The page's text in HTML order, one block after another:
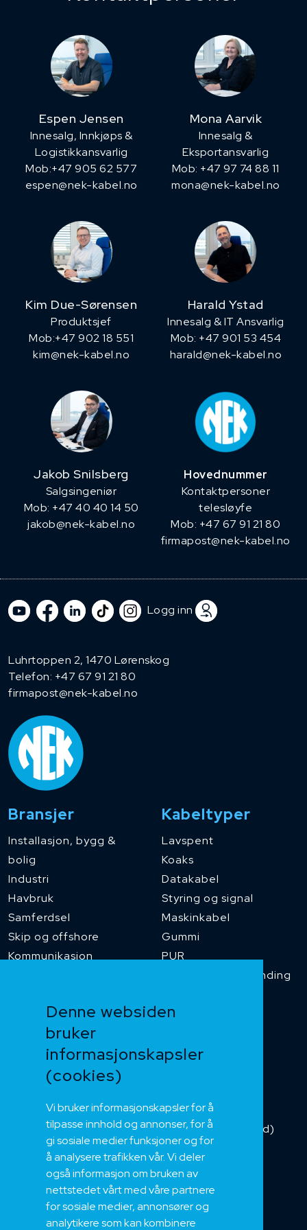
Denne websiden
bruker
informasjonskapsler
(cookies)
Vi bruker informasjonskapsler for å
tilpasse innhold og annonser, for å
gi sosiale medier funksjoner og for
å analysere trafikken vår. Vi deler
også informasjon om bruken av
nettstedet vårt med våre partnere
for sosiale medier, annonsører og
analytikere som kan kombinere
Espen Jensen
Innesalg, ​Innkjøps &
Logistikkansvarlig
Mob:+47 905 62 577
espen@nek-kabel.no
Mona Aarvik
Innesalg &
Eksportansvarlig
Mob: +47 97 74 88 11
mona@nek-kabel.no
Kim Due-Sørensen
Produktsjef
​Mob:+47 902 18 551
kim@nek-kabel.no
Harald Ystad
Innesalg & IT Ansvarlig
Mob: +47 901 53 454
harald@nek-kabel.no
Jakob Snilsberg
​Salgsingeniør
Mob: +47 40 40 14 50
jakob@nek-kabel.no
Hovednummer
Kontaktpersoner
telesløyfe
Mob: +47 67 91 21 80
firmapost@nek-kabel.no
Logg inn
Luhrtoppen 2, 1470 Lørenskog
Telefon: +47 67 91 21 80
firmapost@nek-kabel.no
Bransjer
Installasjon, bygg &
bolig
Industri
Havbruk
Samferdsel
Skip og offshore
Kommunikasjon
Kabeltyper
Lavspent
Koaks
Datakabel
Styring og signal
Maskinkabel
Gummi
PUR
Temperaturbestanding
Heis og kran
Kategorikabel
Installasjonskabel
Kombikabel (Hybrid)
DNV sertifisert
Tilbehør
Om oss